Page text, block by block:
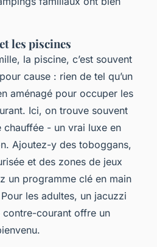
les piscines
la piscine, c’est souvent
cause : rien de tel qu’un
aménagé pour occuper les
Ici, on trouve souvent
chauffée - un vrai luxe en
Ajoutez-y des toboggans,
et des zones de jeux
un programme clé en main
les adultes, un jacuzzi
contre-courant offre un